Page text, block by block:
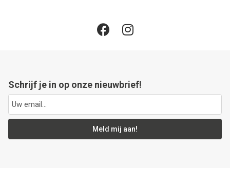
Schrijf je in op onze nieuwbrief!
Meld mij aan!